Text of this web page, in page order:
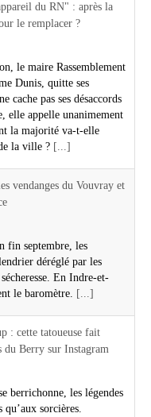
du RN" : après la
le remplacer ?
le maire Rassemblement
Dunis, quitte ses
cache pas ses désaccords
elle appelle unanimement
la majorité va-t-elle
la ville ? [...]
vendanges du Vouvray et
fin septembre, les
déréglé par les
En Indre-et-
le baromètre. [...]
: cette tatoueuse fait
du Berry sur Instagram
berrichonne, les légendes
sorcières.